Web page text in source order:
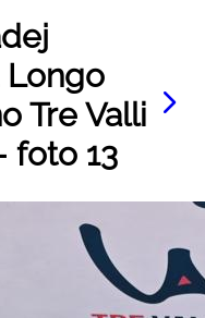
Longo
Tre Valli
foto 13